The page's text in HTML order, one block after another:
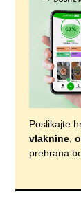
Poslikajte
vlaknine,
prehrana